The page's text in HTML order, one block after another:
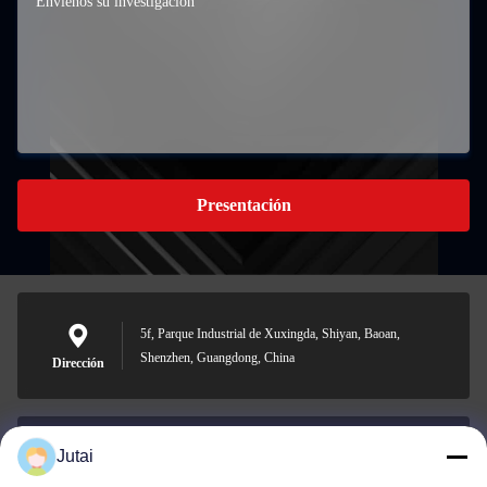
Presentación
Dirección
5f, Parque Industrial de Xuxingda, Shiyan, Baoan,
Shenzhen, Guangdong, China
Jutai